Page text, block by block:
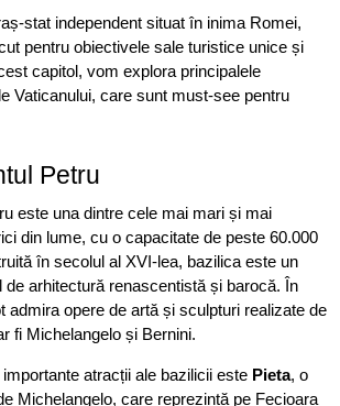
stat independent situat în inima Romei,
pentru obiectivele sale turistice unice și
capitol, vom explora principalele
Vaticanului, care sunt must-see pentru
Petru
este una dintre cele mai mari și mai
din lume, cu o capacitate de peste 60.000
în secolul al XVI-lea, bazilica este un
arhitectură renascentistă și barocă. În
admira opere de artă și sculpturi realizate de
fi Michelangelo și Bernini.
atracții ale bazilicii este Pieta, o
Michelangelo, care reprezintă pe Fecioara